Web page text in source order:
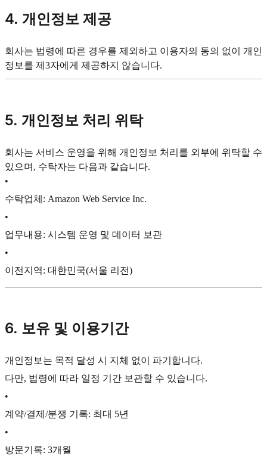
4. 개인정보 제공
회사는 법령에 따른 경우를 제외하고 이용자의 동의 없이 개인
정보를 제3자에게 제공하지 않습니다.
5. 개인정보 처리 위탁
회사는 서비스 운영을 위해 개인정보 처리를 외부에 위탁할 수
있으며, 수탁자는 다음과 같습니다.
•
수탁업체: Amazon Web Service Inc.
•
업무내용: 시스템 운영 및 데이터 보관
•
이전지역: 대한민국(서울 리전)
6. 보유 및 이용기간
개인정보는 목적 달성 시 지체 없이 파기합니다.
다만, 법령에 따라 일정 기간 보관할 수 있습니다.
•
계약/결제/분쟁 기록: 최대 5년
•
방문기록: 3개월